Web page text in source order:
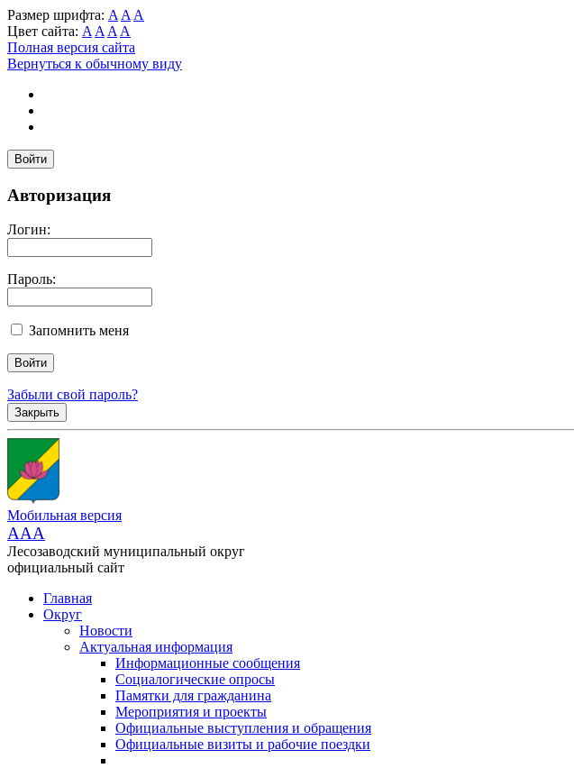
Размер шрифта: A A A
Цвет сайта: A A A A
Полная версия сайта
Вернуться к обычному виду
Войти
Авторизация
Логин:
Пароль:
Запомнить меня
Забыли свой пароль?
Закрыть
Мобильная версия
AAA
Лесозаводский муниципальный округ
официальный сайт
Главная
Округ
Новости
Актуальная информация
Информационные сообщения
Социалогические опросы
Памятки для гражданина
Мероприятия и проекты
Официальные выступления и обращения
Официальные визиты и рабочие поездки